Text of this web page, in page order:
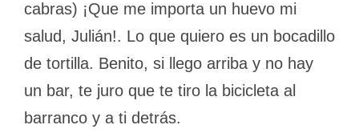
cabras) ¡Que me importa un huevo mi
salud, Julián!. Lo que quiero es un bocadillo
de tortilla. Benito, si llego arriba y no hay
un bar, te juro que te tiro la bicicleta al
barranco y a ti detrás.